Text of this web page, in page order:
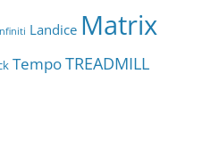
Landice Matrix
TempoTREADMILL